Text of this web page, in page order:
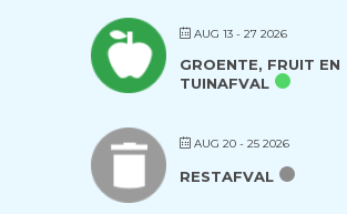
AUG 13 - 27 2026
GROENTE, FRUIT EN
TUINAFVAL
AUG 20 - 25 2026
RESTAFVAL